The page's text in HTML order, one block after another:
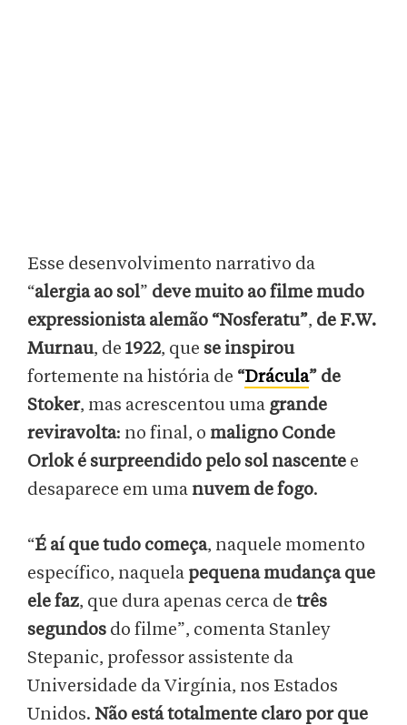
Esse desenvolvimento narrativo da
“alergia ao sol” deve muito ao filme mudo
expressionista alemão “Nosferatu”, de F.W.
Murnau, de 1922, que se inspirou
fortemente na história de “Drácula” de
Stoker, mas acrescentou uma grande
reviravolta: no final, o maligno Conde
Orlok é surpreendido pelo sol nascente e
desaparece em uma nuvem de fogo.
“É aí que tudo começa, naquele momento
específico, naquela pequena mudança que
ele faz, que dura apenas cerca de três
segundos do filme”, comenta Stanley
Stepanic, professor assistente da
Universidade da Virgínia, nos Estados
Unidos. Não está totalmente claro por que